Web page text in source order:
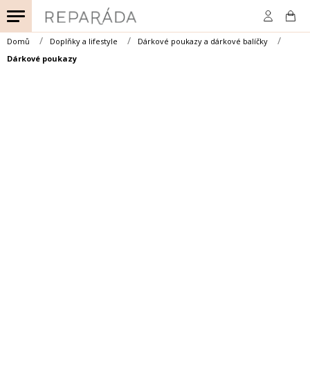
na
obsah
Domů Doplňky a lifestyle
Dárkové poukazy a dárkové balíčky
Dárkové poukazy